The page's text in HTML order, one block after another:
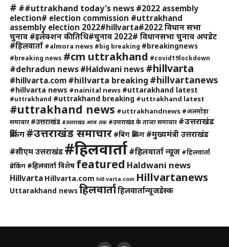
# ##uttrakhand today's news #2022 assembly
election# election commission #uttrakhand
assembly election 2022#hillvarta#2022 विधान सभा
चुनाव #इलेक्शन की तिथि#चुनाव 2022# विधानसभा चुनाव अपडेट
#हिलवार्ता #almora news #big breaking #breakingnews
#breaking news #cm uttrakhand #covid19lockdown
#dehradun news #Haldwani news #hillvarta
#hillvarta.com #hillvarta breaking #hillvartanews
#hillvarta news #nainital news #uttarakhand latest
#uttrakhand #uttrakhand breaking #uttrakhand latest
#uttrakhand news #uttrakhandnews #अलमोड़ा
समाचार #उत्तराखंड #उत्तराखंड आज तक #उत्तराखंड के ताजा समाचार #उत्तराखंड
ब्रेकिंग#उत्तराखंड समाचार #बिग ब्रेकिंग #मुख्यमंत्री उत्तराखंड
#सीएम उत्तराखंड #हिलवार्ता#हिलवार्ता न्यूज #हिलवार्ता
ब्रेकिंग #हिलवार्ता विशेष featured Haldwani news
Hillvarta Hillvarta.com hill varta.com Hillvartanews
Uttarakhand newsहिलवार्ताहिलवार्तान्यूजडेस्क